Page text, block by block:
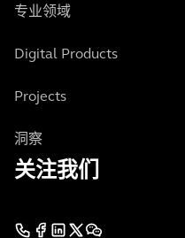
专业领域
Digital Products
Projects
洞察
关注我们